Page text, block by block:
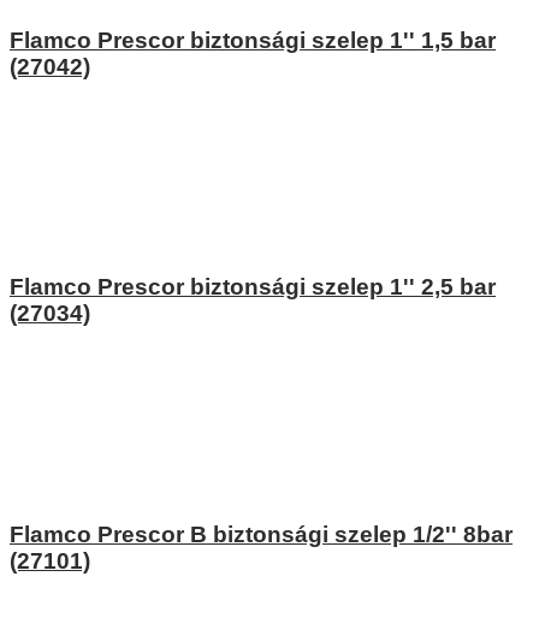
Flamco Prescor biztonsági szelep 1'' 1,5 bar
(27042)
Flamco Prescor biztonsági szelep 1'' 2,5 bar
(27034)
Flamco Prescor B biztonsági szelep 1/2'' 8bar
(27101)